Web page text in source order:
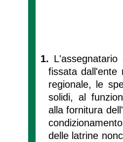
1.
fissata dall'ente
regionale, le
solidi, al
alla fornitura
delle latrine